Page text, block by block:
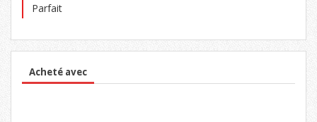
Parfait
Acheté avec